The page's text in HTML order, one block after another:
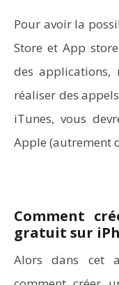
Pour avoir la
Store et App
des
réaliser des
iTunes, vous
Apple (autrement
Comment
gratuit sur
Alors dans cet